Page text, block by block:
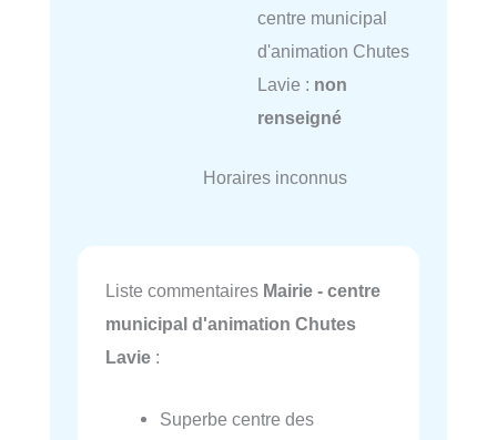
centre municipal
d'animation Chutes
Lavie : non
renseigné
Horaires inconnus
Liste commentaires Mairie - centre
municipal d'animation Chutes
Lavie :
Superbe centre des